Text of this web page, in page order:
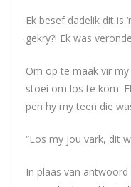
Ek besef dadelik dit is
gekry?! Ek was
Om op te maak vir
stoei om los te kom.
pen hy my teen die
“Los my jou vark, dit
In plaas van